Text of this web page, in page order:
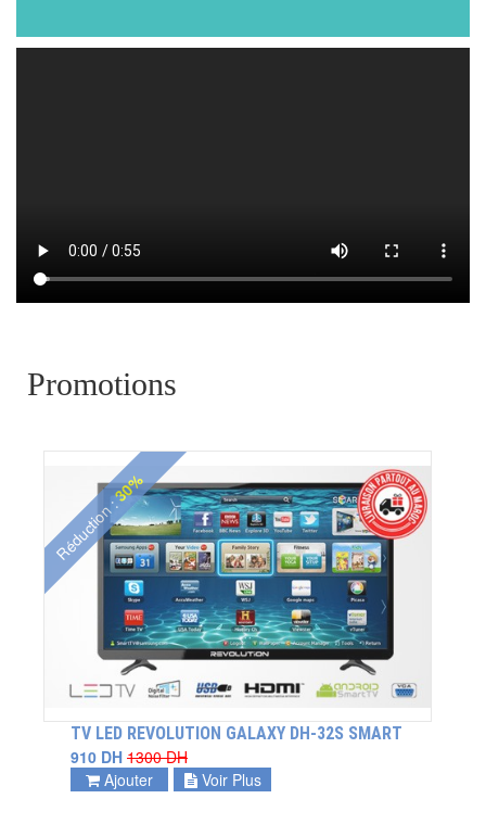
Promotions
Réduction :
30%
TV LED REVOLUTION GALAXY DH-32S SMART
910 DH 1300 DH
Ajouter
Voir Plus